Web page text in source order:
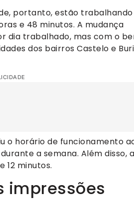
portanto, estão
e 48 minutos. A mudança
dia trabalhado, mas com o
dos bairros Castelo e
o horário de funcionamento
a semana. Além disso, a
12 minutos.
impressões